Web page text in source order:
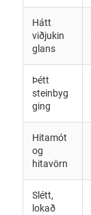
Hátt
viðjukin
glans
Þétt
steinbyg
ging
Hitamót
og
hitavörn
Slétt,
lokað